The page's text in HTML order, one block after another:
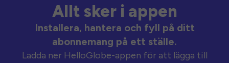
Allt sker i appen
Installera, hantera och fyll på ditt
abonnemang på ett ställe.
Ladda ner HelloGlobe-appen för att lägga till